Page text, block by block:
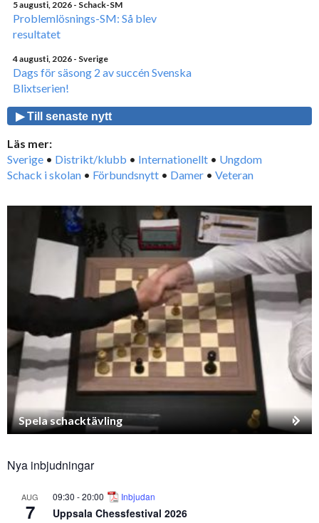
5 augusti, 2026 - Schack-SM
Problemlösnings-SM: Så blev
resultatet
4 augusti, 2026 - Sverige
Dags för säsong 2 av succén Svenska
Blixtserien!
▶ Till senaste nytt
Läs mer:
Sverige • Distrikt/klubb • Internationellt • Ungdom
Schack i skolan • Förbundsnytt • Damer • Veteran
Spela schacktävling
Nya inbjudningar
AUG
7
09:30 -20:00 Inbjudan
Uppsala Chessfestival 2026